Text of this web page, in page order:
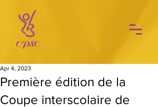
Première édition de la
Coupe interscolaire de
Apr 4, 2023